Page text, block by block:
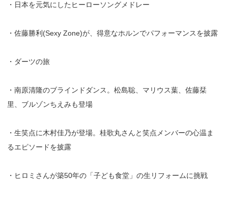
・日本を元気にしたヒーローソングメドレー
・佐藤勝利(Sexy Zone)が、得意なホルンでパフォーマンスを披露
・ダーツの旅
・南原清隆のブラインドダンス。松島聡、マリウス葉、佐藤栞
里、ブルゾンちえみも登場
・生笑点に木村佳乃が登場。桂歌丸さんと笑点メンバーの心温ま
るエピソードを披露
・ヒロミさんが築50年の「子ども食堂」の生リフォームに挑戦